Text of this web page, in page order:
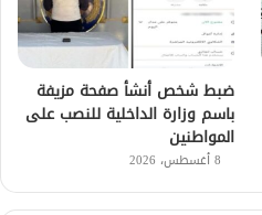
ضبط شخص أنشأ صفحة مزيفة
باسم وزارة الداخلية للنصب على
المواطنين
8 أغسطس، 2026